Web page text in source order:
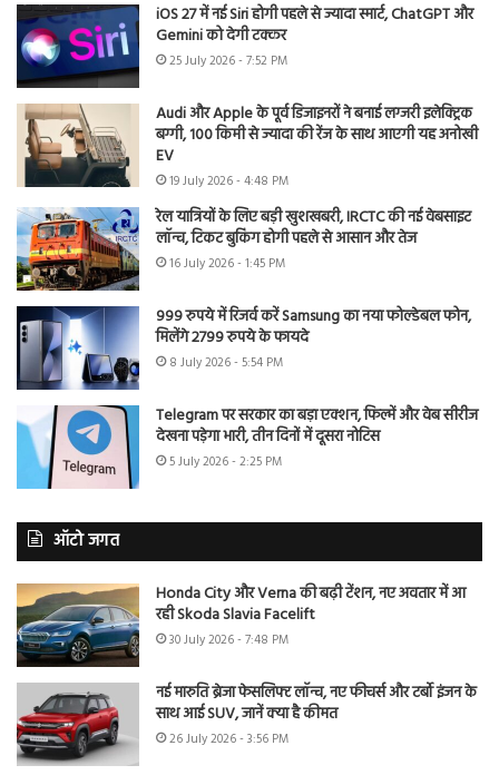
iOS 27 में नई Siri होगी पहले से ज्यादा स्मार्ट, ChatGPT और
Gemini को देगी टक्कर
25 July 2026 - 7:52 PM
Audi और Apple के पूर्व डिजाइनरों ने बनाई लग्जरी इलेक्ट्रिक
बग्गी, 100 किमी से ज्यादा की रेंज के साथ आएगी यह अनोखी
EV
19 July 2026 - 4:48 PM
रेल यात्रियों के लिए बड़ी खुशखबरी, IRCTC की नई वेबसाइट
लॉन्च, टिकट बुकिंग होगी पहले से आसान और तेज
16 July 2026 - 1:45 PM
999 रुपये में रिजर्व करें Samsung का नया फोल्डेबल फोन,
मिलेंगे 2799 रुपये के फायदे
8 July 2026 - 5:54 PM
Telegram पर सरकार का बड़ा एक्शन, फिल्में और वेब सीरीज
देखना पड़ेगा भारी, तीन दिनों में दूसरा नोटिस
5 July 2026 - 2:25 PM
ऑटो जगत
Honda City और Verna की बढ़ी टेंशन, नए अवतार में आ
रही Skoda Slavia Facelift
30 July 2026 - 7:48 PM
नई मारुति ब्रेजा फेसलिफ्ट लॉन्च, नए फीचर्स और टर्बो इंजन के
साथ आई SUV, जानें क्या है कीमत
26 July 2026 - 3:56 PM